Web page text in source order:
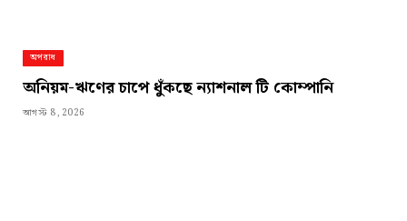
অপরাধ
অনিয়ম-ঋণের চাপে ধুঁকছে ন্যাশনাল টি কোম্পানি
আগস্ট 8, 2026